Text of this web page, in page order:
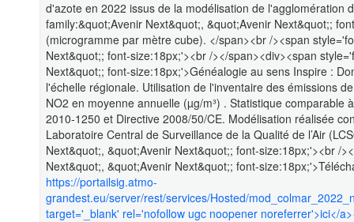
d'azote en 2022 issus de la modélisation de l'agglomération
family:&quot;Avenir Next&quot;, &quot;Avenir Next&quot;;
(microgramme par mètre cube). </span><br /><span
Next&quot;; font-size:18px;'><br /></span><div><span
Next&quot;; font-size:18px;'>Généalogie au sens Inspire :
l'échelle régionale. Utilisation de l'inventaire des émissions
NO2 en moyenne annuelle (µg/m³) . Statistique
2010-1250 et Directive 2008/50/CE. Modélisation réalisée
Laboratoire Central de Surveillance de la Qualité de l’Air
Next&quot;, &quot;Avenir Next&quot;; font-size:18px;'><br /
Next&quot;, &quot;Avenir Next&quot;; font-
https://portailsig.atmo-
grandest.eu/server/rest/services/Hosted/
target='_blank' rel='nofollow ugc noopener noreferrer'>ici</